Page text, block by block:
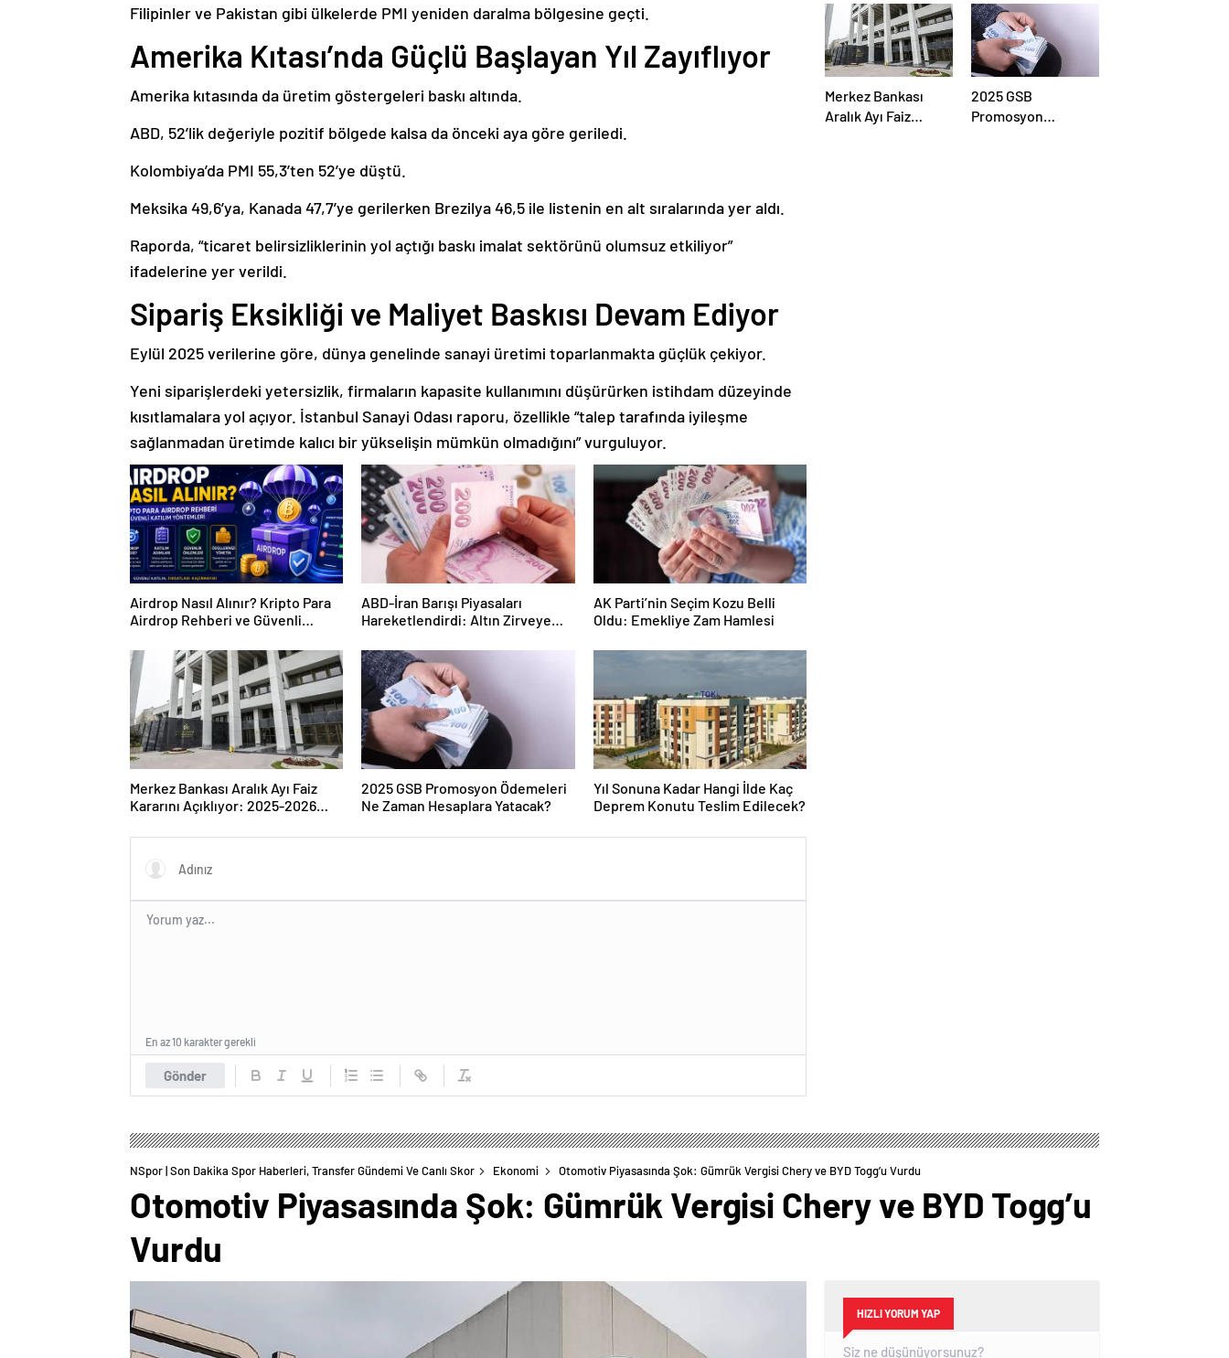
Filipinler ve Pakistan gibi ülkelerde PMI yeniden daralma bölgesine geçti.
Amerika Kıtası’nda Güçlü Başlayan Yıl Zayıflıyor
Amerika kıtasında da üretim göstergeleri baskı altında.
ABD, 52’lik değeriyle pozitif bölgede kalsa da önceki aya göre geriledi.
Kolombiya’da PMI 55,3’ten 52’ye düştü.
Meksika 49,6’ya, Kanada 47,7’ye gerilerken Brezilya 46,5 ile listenin en alt sıralarında yer aldı.
Raporda, “ticaret belirsizliklerinin yol açtığı baskı imalat sektörünü olumsuz etkiliyor”
ifadelerine yer verildi.
Sipariş Eksikliği ve Maliyet Baskısı Devam Ediyor
Eylül 2025 verilerine göre, dünya genelinde sanayi üretimi toparlanmakta güçlük çekiyor.
Yeni siparişlerdeki yetersizlik, firmaların kapasite kullanımını düşürürken istihdam düzeyinde
kısıtlamalara yol açıyor. İstanbul Sanayi Odası raporu, özellikle “talep tarafında iyileşme
sağlanmadan üretimde kalıcı bir yükselişin mümkün olmadığını” vurguluyor.
Airdrop Nasıl Alınır? Kripto Para
Airdrop Rehberi ve Güvenli
ABD-İran Barışı Piyasaları
Hareketlendirdi: Altın Zirveye
AK Parti’nin Seçim Kozu Belli
Oldu: Emekliye Zam Hamlesi
Merkez Bankası Aralık Ayı Faiz
Kararını Açıklıyor: 2025-2026
2025 GSB Promosyon Ödemeleri
Ne Zaman Hesaplara Yatacak?
Yıl Sonuna Kadar Hangi İlde Kaç
Deprem Konutu Teslim Edilecek?
Gönder
En az 10 karakter gerekli
Merkez Bankası
Aralık Ayı Faiz
2025 GSB
Promosyon
NSpor | Son Dakika Spor Haberleri, Transfer Gündemi Ve Canlı Skor Ekonomi Otomotiv Piyasasında Şok: Gümrük Vergisi Chery ve BYD Togg’u Vurdu
Otomotiv Piyasasında Şok: Gümrük Vergisi Chery ve BYD Togg’u
Vurdu
HIZLI YORUM YAP